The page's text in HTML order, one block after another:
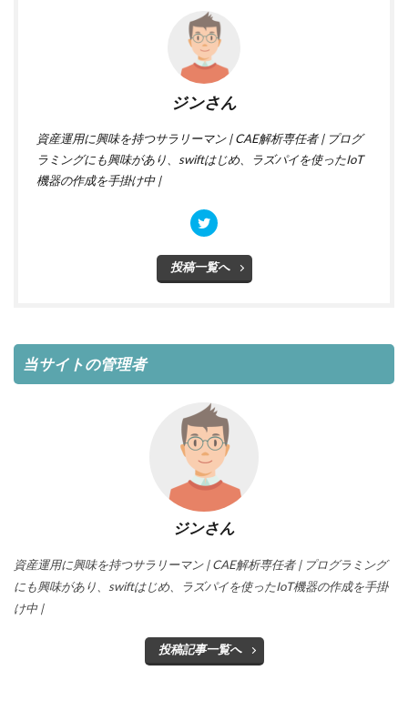
ジンさん
資産運用に興味を持つサラリーマン | CAE解析専任者 | プログ
ラミングにも興味があり、swiftはじめ、ラズパイを使ったIoT
機器の作成を手掛け中 |
投稿一覧へ
当サイトの管理者
ジンさん
資産運用に興味を持つサラリーマン | CAE解析専任者 | プログラミング
にも興味があり、swiftはじめ、ラズパイを使ったIoT機器の作成を手掛
け中 |
投稿記事一覧へ